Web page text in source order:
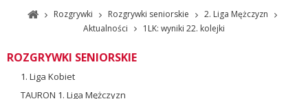
PL
EN
Rozgrywki Rozgrywki seniorskie
2. Liga Mężczyzn
Aktualności
1LK: wyniki 22. kolejki
ROZGRYWKI SENIORSKIE
1. Liga Kobiet
TAURON 1. Liga Mężczyzn